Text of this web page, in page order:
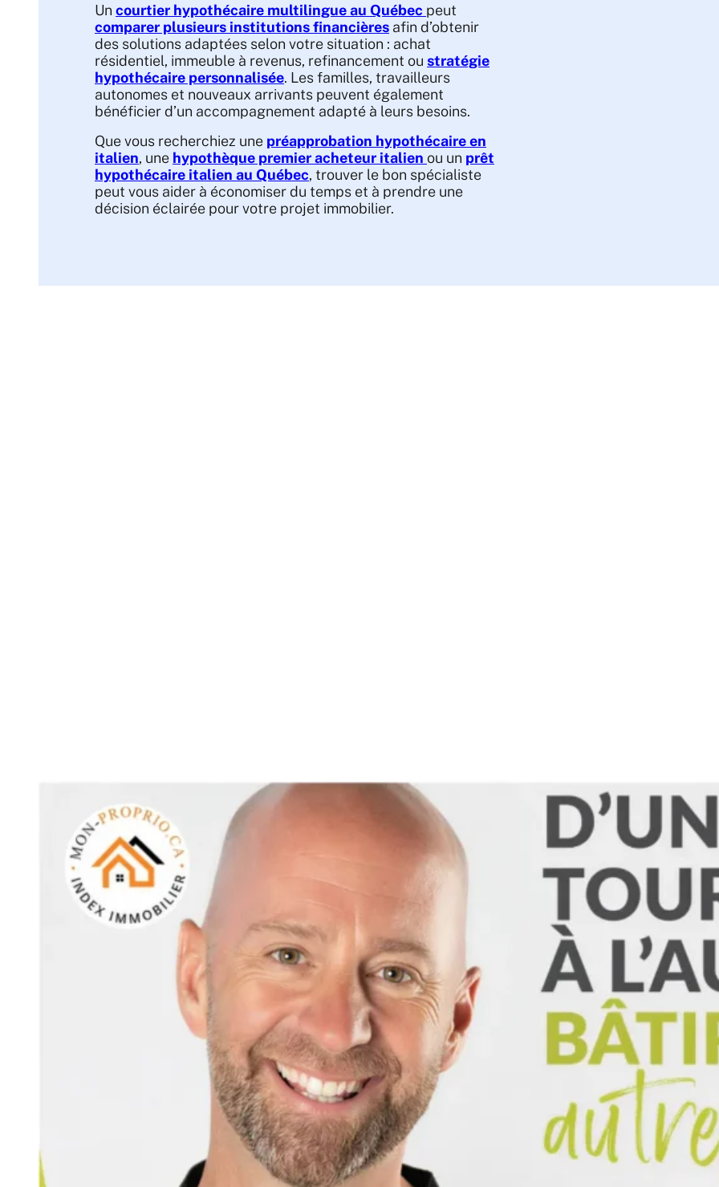
Un courtier hypothécaire multilingue au Québec peut
comparer plusieurs institutions financières afin d’obtenir
des solutions adaptées selon votre situation : achat
résidentiel, immeuble à revenus, refinancement ou stratégie
hypothécaire personnalisée. Les familles, travailleurs
autonomes et nouveaux arrivants peuvent également
bénéficier d’un accompagnement adapté à leurs besoins.
Que vous recherchiez une préapprobation hypothécaire en
italien, une hypothèque premier acheteur italien ou un prêt
hypothécaire italien au Québec, trouver le bon spécialiste
peut vous aider à économiser du temps et à prendre une
décision éclairée pour votre projet immobilier.